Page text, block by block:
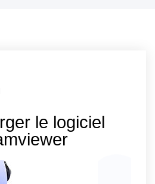
le logiciel